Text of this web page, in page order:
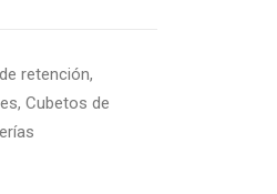
retención,
, Cubetos de